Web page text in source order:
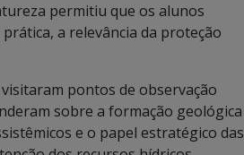
permitiu que os alunos
a relevância da proteção
pontos de observação
sobre a formação geológica
e o papel estratégico das